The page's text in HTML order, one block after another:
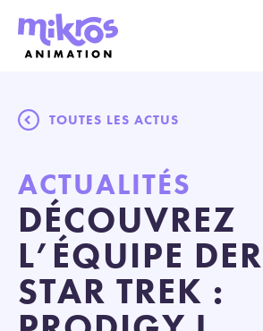
TOUTES LES ACTUS
ACTUALITÉS
DÉCOUVREZ
L’ÉQUIPE
STAR TREK :